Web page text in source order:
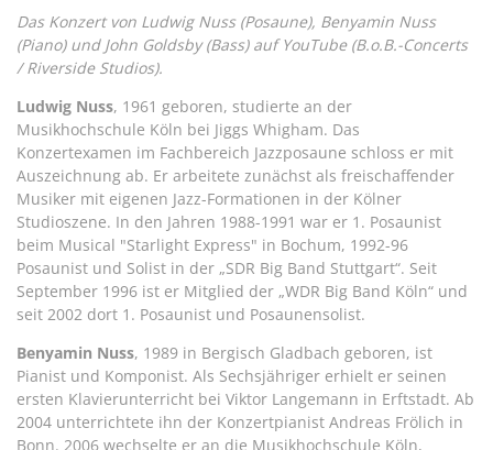
Das Konzert von Ludwig Nuss (Posaune), Benyamin Nuss
(Piano) und John Goldsby (Bass) auf YouTube (B.o.B.-Concerts
/ Riverside Studios).
Ludwig Nuss, 1961 geboren, studierte an der
Musikhochschule Köln bei Jiggs Whigham. Das
Konzertexamen im Fachbereich Jazzposaune schloss er mit
Auszeichnung ab. Er arbeitete zunächst als freischaffender
Musiker mit eigenen Jazz-Formationen in der Kölner
Studioszene. In den Jahren 1988-1991 war er 1. Posaunist
beim Musical "Starlight Express" in Bochum, 1992-96
Posaunist und Solist in der „SDR Big Band Stuttgart“. Seit
September 1996 ist er Mitglied der „WDR Big Band Köln“ und
seit 2002 dort 1. Posaunist und Posaunensolist.
Benyamin Nuss, 1989 in Bergisch Gladbach geboren, ist
Pianist und Komponist. Als Sechsjähriger erhielt er seinen
ersten Klavierunterricht bei Viktor Langemann in Erftstadt. Ab
2004 unterrichtete ihn der Konzertpianist Andreas Frölich in
Bonn. 2006 wechselte er an die Musikhochschule Köln,